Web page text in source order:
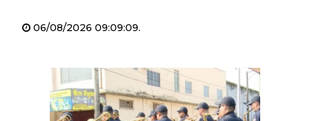
06/08/2026 09:09:09.